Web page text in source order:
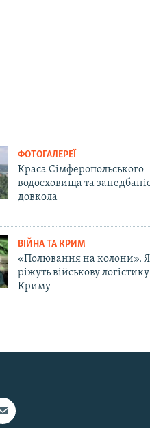
ФОТОГАЛЕРЕЇ
Краса Сімферопольського
водосховища та
довкола
ВІЙНА ТА КРИМ
«Полювання на колони».
ріжуть військову логістику
Криму